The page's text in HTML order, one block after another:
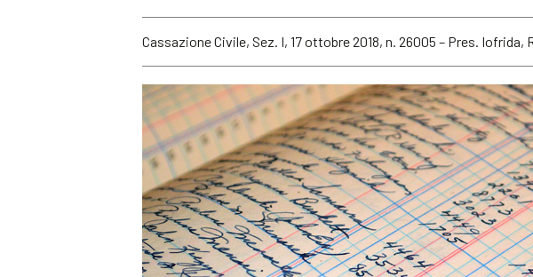
Cassazione Civile, Sez. I, 17 ottobre 2018, n. 26005 – Pres. Iofrida,